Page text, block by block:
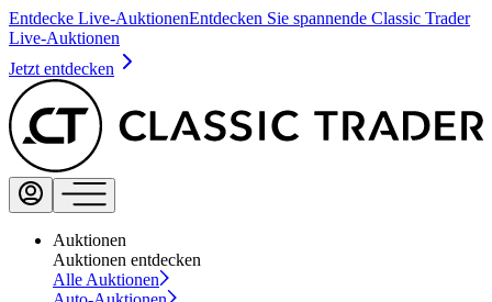
Entdecke Live-AuktionenEntdecken Sie spannende Classic Trader
Live-Auktionen
Jetzt entdecken
Auktionen
Auktionen entdecken
Alle Auktionen